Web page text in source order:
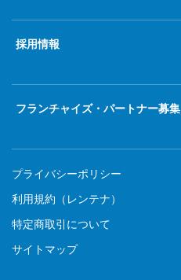
採用情報
フランチャイズ・パートナー募集
プライバシーポリシー
利用規約（レンテナ）
特定商取引について
サイトマップ